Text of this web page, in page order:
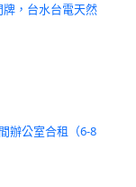
，台水台電天然
辦公室合租（6-8